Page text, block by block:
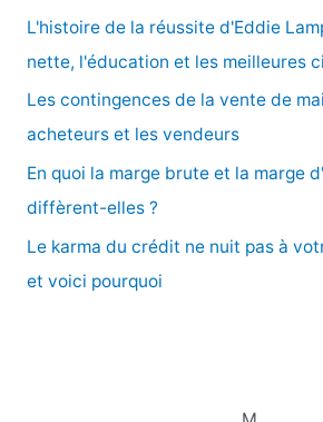
L'histoire de la réussite d'Eddie
nette, l'éducation et les meilleures
Les contingences de la vente de
acheteurs et les vendeurs
En quoi la marge brute et la marge
diffèrent-elles ?
Le karma du crédit ne nuit pas à
et voici pourquoi